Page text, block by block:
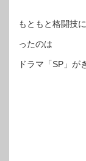
もともと格闘技
ったのは
ドラマ「SP」が